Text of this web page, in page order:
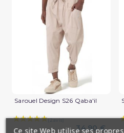
Sarouel Design S26 Qaba'il
34,90 €
Ce site Web utilise ses